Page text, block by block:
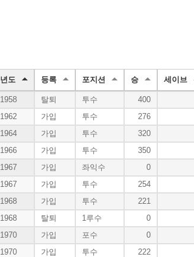
년도 등록 포지션 승 세이브
1958 탈퇴 투수 400
1962 가입 투수 276
1964 가입 투수 320
1966 가입 투수 350
1967 가입 좌익수 0
1967 가입 투수 254
1968 가입 투수 221
1968 탈퇴 1루수 0
1970 가입 포수 0
1970 가입 투수 222